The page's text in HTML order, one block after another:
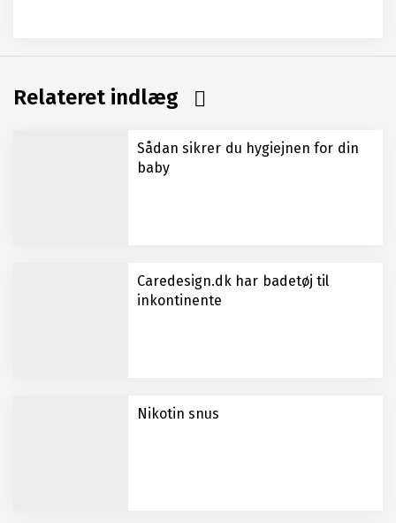
Relateret indlæg
Sådan sikrer du hygiejnen for din
baby
Caredesign.dk har badetøj til
inkontinente
Nikotin snus